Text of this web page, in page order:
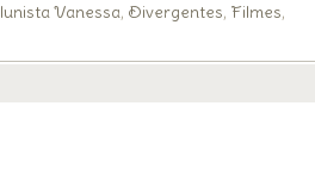
Vanessa, Divergentes, Filmes,